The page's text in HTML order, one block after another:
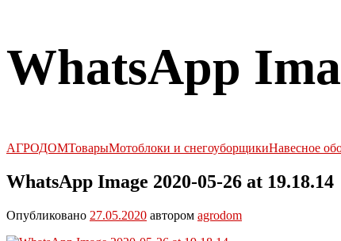
WhatsApp
АГРОДОМТоварыМотоблоки и снегоуборщикиНавесное
WhatsApp Image 2020-05-26 at 19.18.14
Опубликовано 27.05.2020 автором agrodom